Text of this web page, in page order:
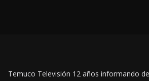
Temuco Televisión 12 años informando